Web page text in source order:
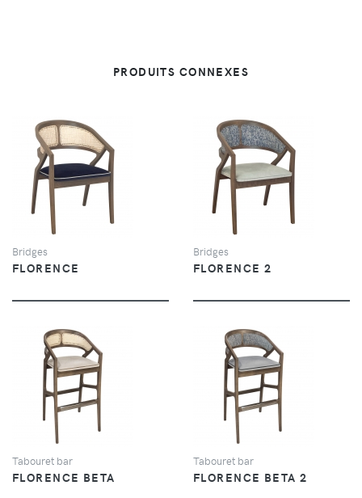
PRODUITS CONNEXES
VUE
Bridges
FLORENCE
VUE
Bridges
FLORENCE 2
VUE
Tabouret bar
FLORENCE BETA
VUE
Tabouret bar
FLORENCE BETA 2